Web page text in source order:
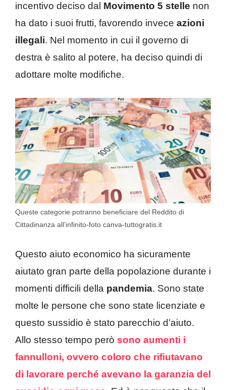
incentivo deciso dal Movimento 5 stelle non
ha dato i suoi frutti, favorendo invece azioni
illegali. Nel momento in cui il governo di
destra è salito al potere, ha deciso quindi di
adottare molte modifiche.
Queste categorie potranno beneficiare del Reddito di
Cittadinanza all’infinito-foto canva-tuttogratis.it
Questo aiuto economico ha sicuramente
aiutato gran parte della popolazione durante i
momenti difficili della pandemia. Sono state
molte le persone che sono state licenziate e
questo sussidio è stato parecchio d’aiuto.
Allo stesso tempo però sono aumenti i
fannulloni, ovvero coloro che rifiutavano
di lavorare perché avevano la garanzia del